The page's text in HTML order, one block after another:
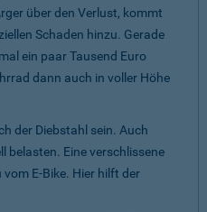
über den Verlust, kommt
Schaden hinzu. Gerade
ein paar Tausend Euro
dann auch in voller Höhe
der Diebstahl sein. Auch
belasten. Eine verschlissene
E-Bike. Hier hilft der